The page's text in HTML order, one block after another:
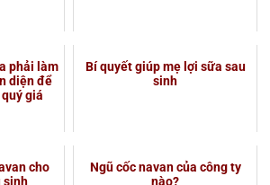
phải làm
diện để
giá
Bí quyết giúp mẹ lợi sữa sau
sinh
cho
sinh
Ngũ cốc navan của công ty
nào?